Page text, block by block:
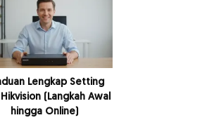
Lengkap Setting
Hikvision (Langkah Awal
hingga Online)